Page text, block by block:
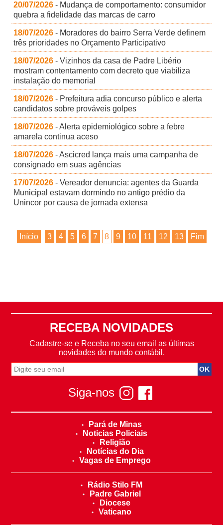
20/07/2026 - Mudança de comportamento: consumidor
quebra a fidelidade das marcas de carro
18/07/2026 - Moradores do bairro Serra Verde definem
três prioridades no Orçamento Participativo
18/07/2026 - Vizinhos da casa de Padre Libério
mostram contentamento com decreto que viabiliza
instalação do memorial
18/07/2026 - Prefeitura adia concurso público e alerta
candidatos sobre prováveis golpes
18/07/2026 - Alerta epidemiológico sobre a febre
amarela continua aceso
18/07/2026 - Ascicred lança mais uma campanha de
consignado em suas agências
17/07/2026 - Vereador denuncia: agentes da Guarda
Municipal estavam dormindo no antigo prédio da
Unincor por causa de jornada extensa
Início 3 4 5 6 7 8 9 10 11 12 13 Fim
RECEBA NOVIDADES
Cadastre-se e Receba no seu email as últimas
novidades do mundo contábil.
Siga-nos
Pará de Minas
Noticias Policiais
Religião
Notícias do Dia
Vagas de Emprego
Rádio Stilo FM
Padre Gabriel
Diocese
Vaticano